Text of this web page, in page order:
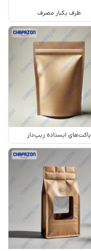
ظرف یکبار مصرف
پاکت‌های ایستاده زیپ‌دار